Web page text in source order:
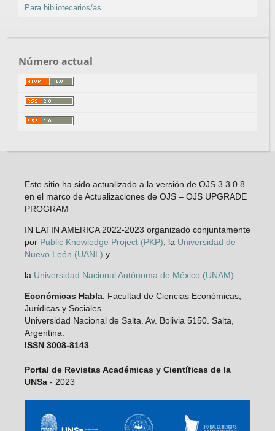
Para bibliotecarios/as
Número actual
Este sitio ha sido actualizado a la versión de OJS 3.3.0.8
en el marco de Actualizaciones de OJS – OJS UPGRADE
PROGRAM
IN LATIN AMERICA 2022-2023 organizado conjuntamente
por Public Knowledge Project (PKP) , la Universidad de
Nuevo León (UANL) y
la Universidad Nacional Autónoma de México (UNAM)
Económicas Habla. Facultad de Ciencias Económicas,
Jurídicas y Sociales.
Universidad Nacional de Salta. Av. Bolivia 5150. Salta,
Argentina.
ISSN 3008-8143
Portal de Revistas Académicas y Científicas de la
UNSa- 2023